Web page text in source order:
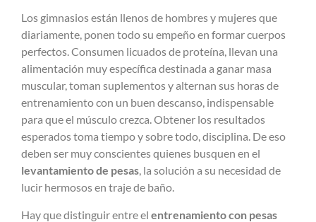
Los gimnasios están llenos de hombres y mujeres que
diariamente, ponen todo su empeño en formar cuerpos
perfectos. Consumen licuados de proteína, llevan una
alimentación muy específica destinada a ganar masa
muscular, toman suplementos y alternan sus horas de
entrenamiento con un buen descanso, indispensable
para que el músculo crezca. Obtener los resultados
esperados toma tiempo y sobre todo, disciplina. De eso
deben ser muy conscientes quienes busquen en el
levantamiento de pesas, la solución a su necesidad de
lucir hermosos en traje de baño.
Hay que distinguir entre el entrenamiento con pesas